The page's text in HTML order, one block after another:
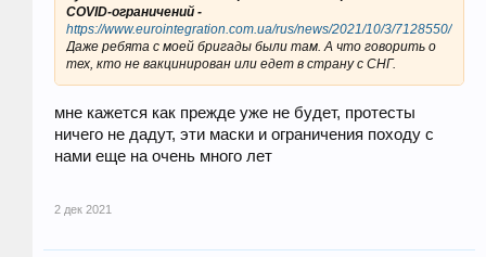
COVID-ограничений -
https://www.eurointegration.com.ua/rus/news/2021/10/3/7128550/
Даже ребята с моей бригады были там. А что говорить о
тех, кто не вакцинирован или едет в страну с СНГ.
мне кажется как прежде уже не будет, протесты
ничего не дадут, эти маски и ограничения походу с
нами еще на очень много лет
2 дек 2021